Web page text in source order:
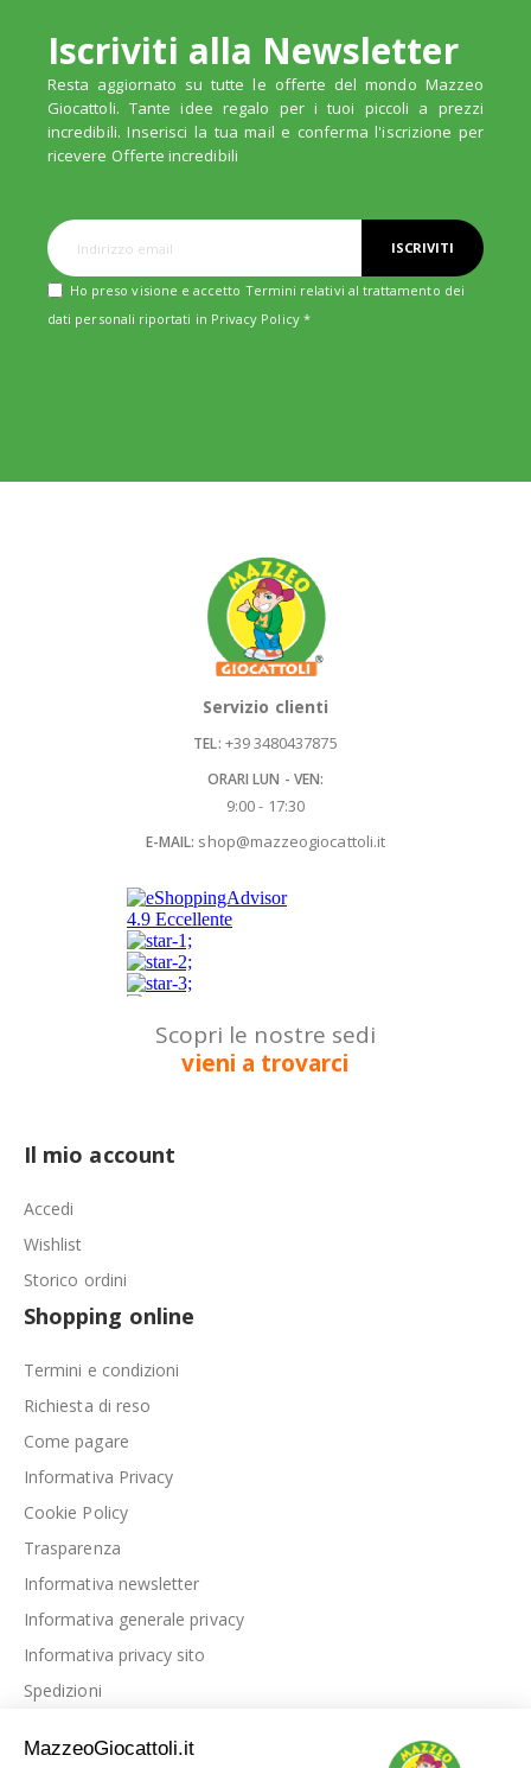
Iscriviti alla Newsletter
Resta aggiornato su tutte le offerte del mondo Mazzeo
Giocattoli. Tante idee regalo per i tuoi piccoli a prezzi
incredibili. Inserisci la tua mail e conferma l'iscrizione per
ricevere Offerte incredibili
ISCRIVITI
Ho preso visione e accetto Termini relativi al trattamento dei
dati personali riportati in Privacy Policy*
Servizio clienti
TEL: +39 3480437875
ORARI LUN - VEN:
9:00 - 17:30
E-MAIL: shop@mazzeogiocattoli.it
Scopri le nostre sedi
vieni a trovarci
Il mio account
Accedi
Wishlist
Storico ordini
Shopping online
Termini e condizioni
Richiesta di reso
Come pagare
Informativa Privacy
Cookie Policy
Trasparenza
Informativa newsletter
Informativa generale privacy
Informativa privacy sito
Spedizioni